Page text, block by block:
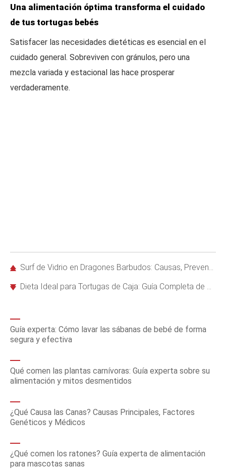
Una alimentación óptima transforma el cuidado
de tus tortugas bebés
Satisfacer las necesidades dietéticas es esencial en el
cuidado general. Sobreviven con gránulos, pero una
mezcla variada y estacional las hace prosperar
verdaderamente.
Surf de Vidrio en Dragones Barbudos: Causas, Prevención y Soluciones Efectivas
Dieta Ideal para Tortugas de Caja: Guía Completa de Alimentación Saludable
Guía experta: Cómo lavar las sábanas de bebé de forma
segura y efectiva
Qué comen las plantas carnívoras: Guía experta sobre su
alimentación y mitos desmentidos
¿Qué Causa las Canas? Causas Principales, Factores
Genéticos y Médicos
¿Qué comen los ratones? Guía experta de alimentación
para mascotas sanas